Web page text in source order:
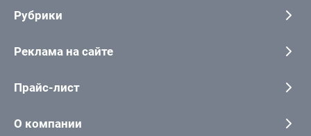
Рубрики
Реклама на сайте
Прайс-лист
О компании